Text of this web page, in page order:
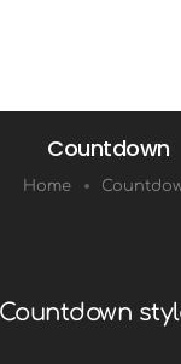
Countdown
Home
Countdown